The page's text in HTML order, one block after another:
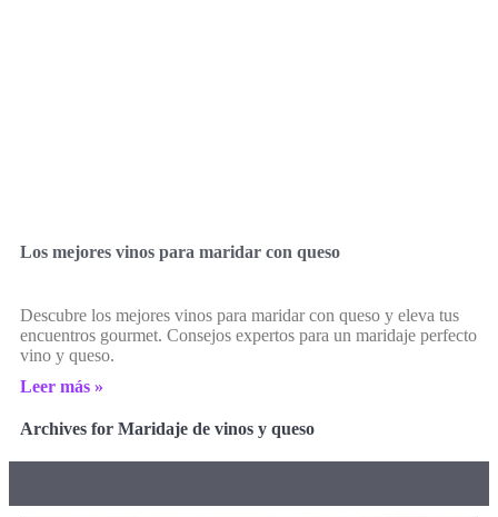
Los mejores vinos para maridar con queso
Descubre los mejores vinos para maridar con queso y eleva tus
encuentros gourmet. Consejos expertos para un maridaje perfecto
vino y queso.
Leer más »
Archives for Maridaje de vinos y queso